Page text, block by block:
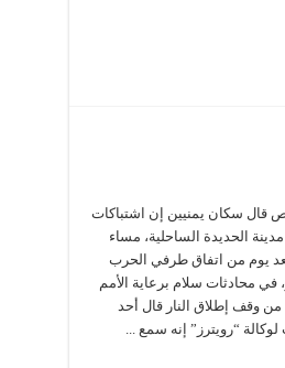
قال سكان يمنيين إن اشتباكات
الحديدة الساحلية، مساء
يوم من اتفاق طرفي الحرب
في محادثات سلام برعاية الأمم
من وقف إطلاق النار قال أحد
“رويترز” إنه سمع ...